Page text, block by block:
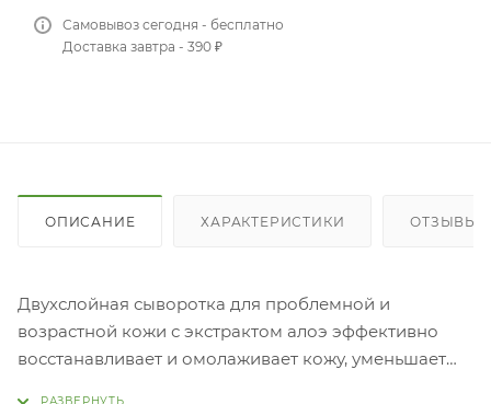
Самовывоз сегодня - бесплатно
Доставка завтра - 390 ₽
ОПИСАНИЕ ХАРАКТЕРИСТИКИ ОТЗЫВЫ
Двухслойная сыворотка для проблемной и
возрастной кожи с экстрактом алоэ эффективно
восстанавливает и омолаживает кожу, уменьшает